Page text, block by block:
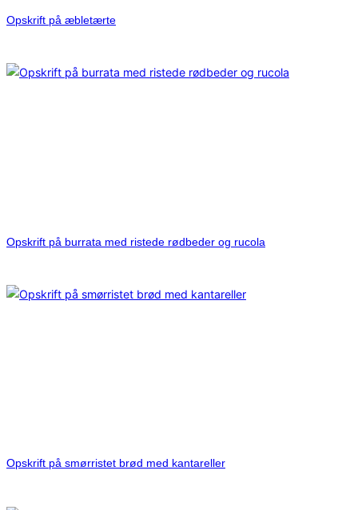
Opskrift på æbletærte
Opskrift på burrata med ristede rødbeder og rucola
Opskrift på smørristet brød med kantareller